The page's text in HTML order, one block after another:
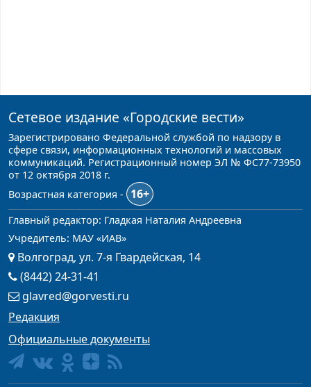
Сетевое издание «Городские вести»
Зарегистрировано Федеральной службой по надзору в
сфере связи, информационных технологий и массовых
коммуникаций. Регистрационный номер ЭЛ № ФС77-73950
от 12 октября 2018 г.
Возрастная категория -
16+
Главный редактор: Гладкая Наталия Андреевна
Учредитель: МАУ «ИАВ»
Волгоград, ул. 7-я Гвардейская, 14
(8442) 24-31-41
glavred@gorvesti.ru
Редакция
Официальные документы